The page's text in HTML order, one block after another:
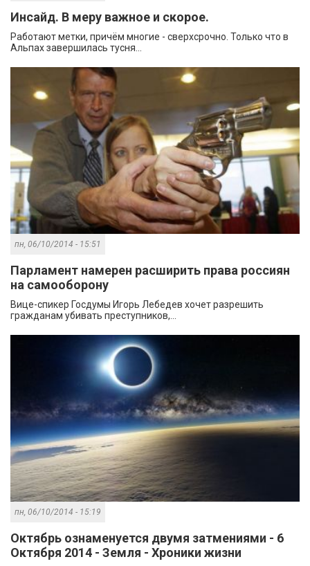
Инсайд. В меру важное и скорое.
Работают метки, причём многие - сверхсрочно. Только что в
Альпах завершилась тусня...
пн, 06/10/2014 - 15:51
Парламент намерен расширить права россиян
на самооборону
Вице-спикер Госдумы Игорь Лебедев хочет разрешить
гражданам убивать преступников,...
пн, 06/10/2014 - 15:19
Октябрь ознаменуется двумя затмениями - 6
Октября 2014 - Земля - Хроники жизни